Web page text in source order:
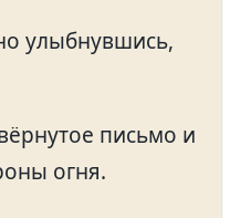
улыбнувшись,
письмо и
огня.